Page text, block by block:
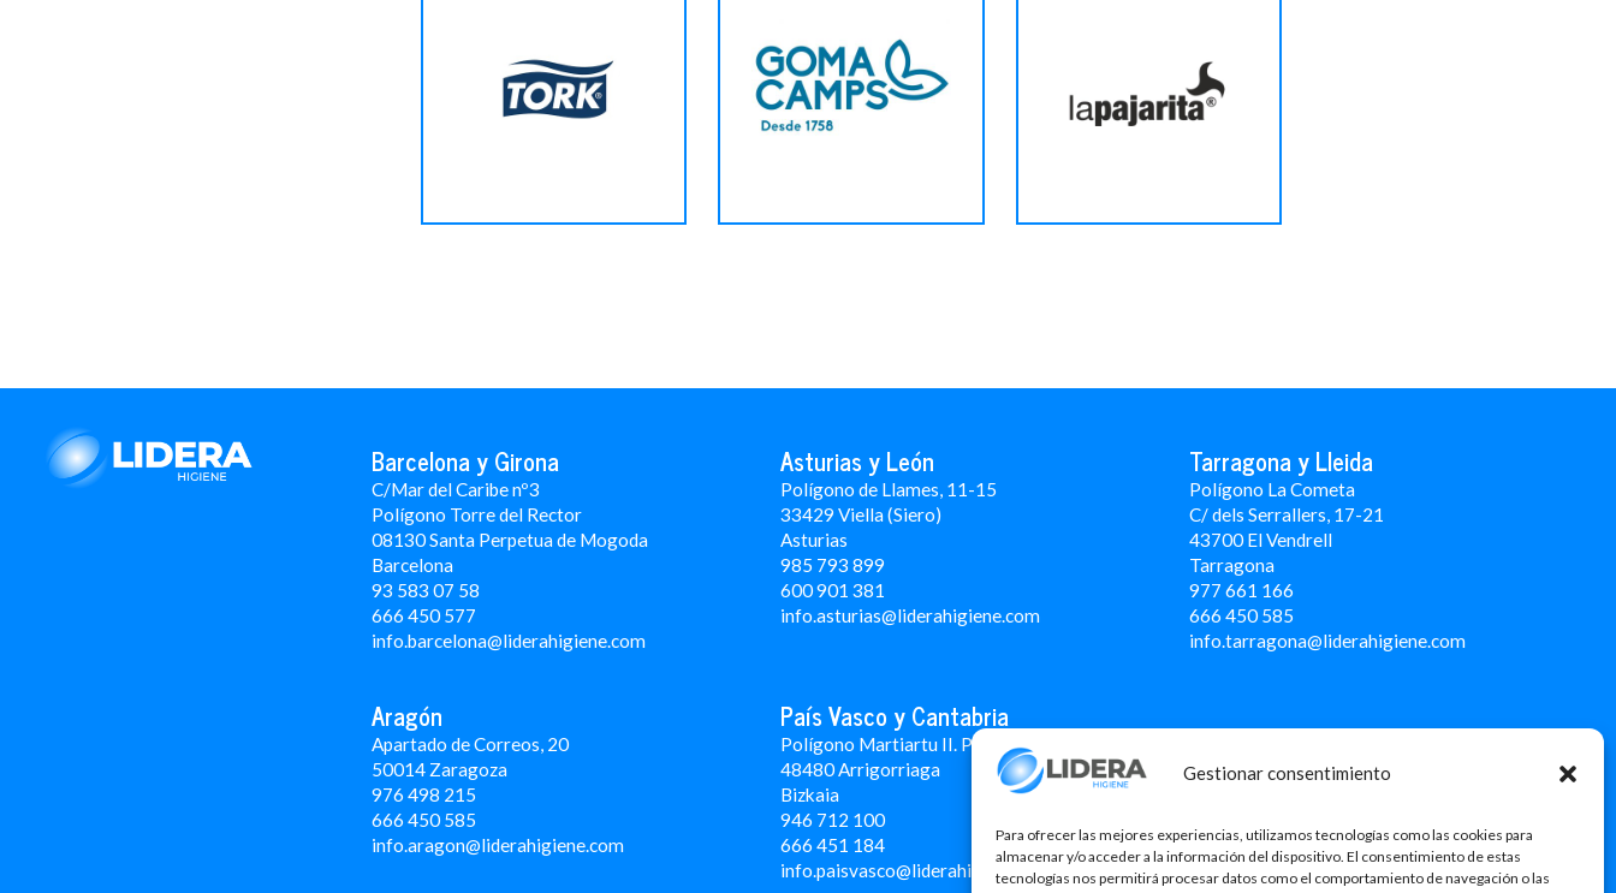
Gestionar consentimiento
Para ofrecer las mejores experiencias, utilizamos tecnologías como las cookies para
almacenar y/o acceder a la información del dispositivo. El consentimiento de estas
tecnologías nos permitirá procesar datos como el comportamiento de navegación o las
Barcelona y Girona
C/Mar del Caribe nº3
Polígono Torre del Rector
08130 Santa Perpetua de Mogoda
Barcelona
93 583 07 58
666 450 577
info.barcelona@liderahigiene.com
Asturias y León
Polígono de Llames, 11-15
33429 Viella (Siero)
Asturias
985 793 899
600 901 381
info.asturias@liderahigiene.com
Tarragona y Lleida
Polígono La Cometa
C/ dels Serrallers, 17-21
43700 El Vendrell
Tarragona
977 661 166
666 450 585
info.tarragona@liderahigiene.com
Aragón
Apartado de Correos, 20
50014 Zaragoza
976 498 215
666 450 585
info.aragon@liderahigiene.com
País Vasco y Cantabria
Polígono Martiartu II. Pabellón 4A
48480 Arrigorriaga
Bizkaia
946 712 100
666 451 184
info.paisvasco@liderahigiene.com